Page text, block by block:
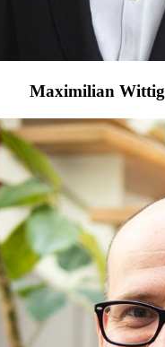
Maximilian Wittig